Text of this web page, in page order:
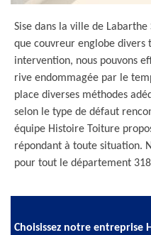
Sise dans la ville de
que couvreur englobe
intervention, nous pouvons
rive endommagée par le
place diverses méthodes
selon le type de défaut
équipe Histoire Toiture
répondant à toute situation.
pour tout le département
Choisissez notre entreprise